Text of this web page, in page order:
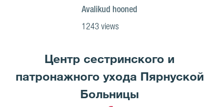
Avalikud hooned
1243 views
Центр сестринского и
патронажного ухода Пярнуской
Больницы